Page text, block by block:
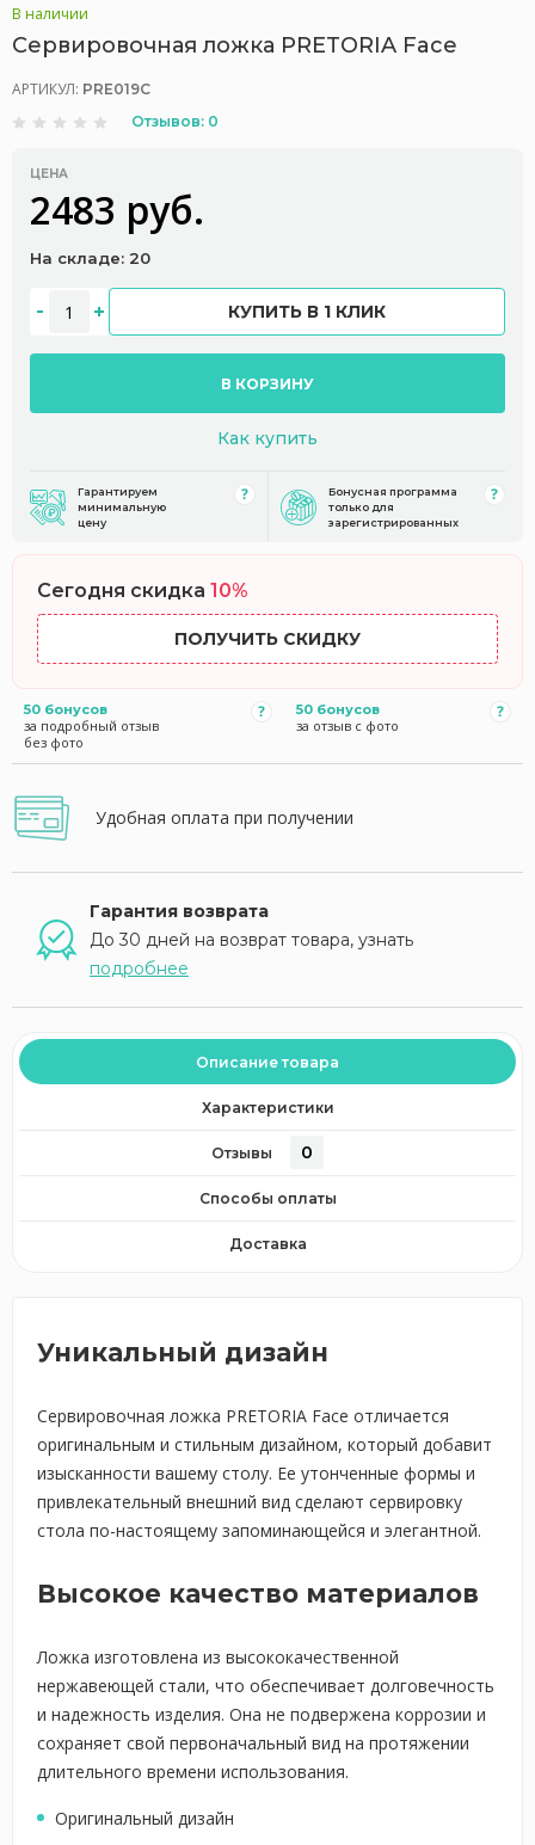
В наличии
Сервировочная ложка PRETORIA Face
АРТИКУЛ: PRE019C
Отзывов: 0
ЦЕНА
2483 руб.
На складе: 20
КУПИТЬ В 1 КЛИК
В КОРЗИНУ
Как купить
Гарантируем
минимальную
цену
Бонусная программа
только для
зарегистрированных
Сегодня скидка 10%
ПОЛУЧИТЬ СКИДКУ
50 бонусов
за подробный отзыв
без фото
50 бонусов
за отзыв с фото
Удобная оплата при получении
Гарантия возврата
До 30 дней на возврат товара, узнать
подробнее
Описание товара
Характеристики
Отзывы 0
Способы оплаты
Доставка
Уникальный дизайн
Сервировочная ложка PRETORIA Face отличается
оригинальным и стильным дизайном, который добавит
изысканности вашему столу. Ее утонченные формы и
привлекательный внешний вид сделают сервировку
стола по-настоящему запоминающейся и элегантной.
Высокое качество материалов
Ложка изготовлена из высококачественной
нержавеющей стали, что обеспечивает долговечность
и надежность изделия. Она не подвержена коррозии и
сохраняет свой первоначальный вид на протяжении
длительного времени использования.
Оригинальный дизайн